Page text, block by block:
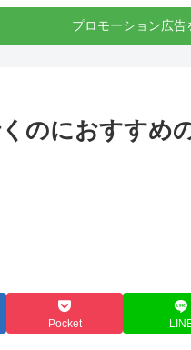
プロモーション広告
のにおすすめ
Pocket